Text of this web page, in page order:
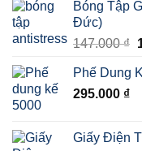
Bóng Tập
Đức)
147.000₫
Phế Dung
295.000 ₫
Giấy Điện